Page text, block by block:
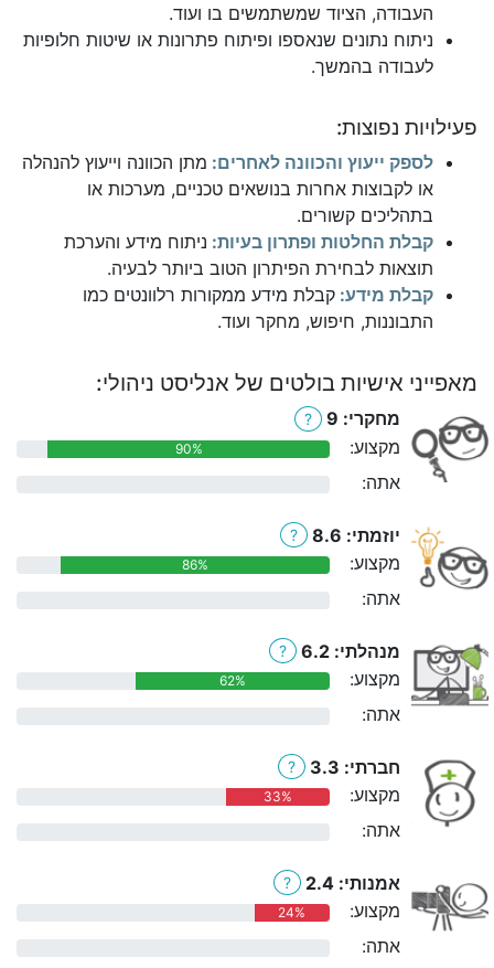
העבודה, הציוד שמשתמשים בו ועוד.
ניתוח נתונים שנאספו ופיתוח פתרונות או שיטות חלופיות
לעבודה בהמשך.
פעילויות נפוצות:
לספק ייעוץ והכוונה לאחרים: מתן הכוונה וייעוץ להנהלה
או לקבוצות אחרות בנושאים טכניים, מערכות או
בתהליכים קשורים.
קבלת החלטות ופתרון בעיות: ניתוח מידע והערכת
תוצאות לבחירת הפיתרון הטוב ביותר לבעיה.
קבלת מידע: קבלת מידע ממקורות רלוונטים כמו
התבוננות, חיפוש, מחקר ועוד.
מאפייני אישיות בולטים של אנליסט ניהולי:
מחקרי: 9 ?
מקצוע: 90%
אתה:
יוזמתי: 8.6 ?
מקצוע: 86%
אתה:
מנהלתי: 6.2 ?
מקצוע: 62%
אתה:
חברתי: 3.3 ?
מקצוע: 33%
אתה:
אמנותי: 2.4 ?
מקצוע: 24%
אתה: